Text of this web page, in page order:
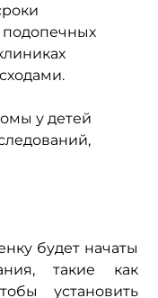
подопечных
у детей
будет начаты
такие как
установить